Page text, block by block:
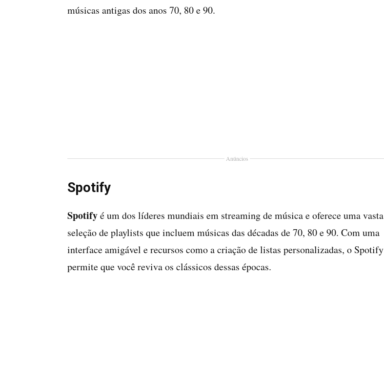
músicas antigas dos anos 70, 80 e 90.
Anúncios
Spotify
Spotifyé um dos líderes mundiais em streaming de música e oferece uma vasta
seleção de playlists que incluem músicas das décadas de 70, 80 e 90. Com uma
interface amigável e recursos como a criação de listas personalizadas, o Spotify
permite que você reviva os clássicos dessas épocas.